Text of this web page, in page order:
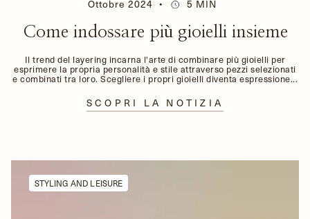
Ottobre 2024 5 MIN
Come indossare più gioielli insieme
Il trend del layering incarna l'arte di combinare più gioielli per
esprimere la propria personalità e stile attraverso pezzi selezionati
e combinati tra loro. Scegliere i propri gioielli diventa espressione...
SCOPRI LA NOTIZIA
STYLING AND LEISURE